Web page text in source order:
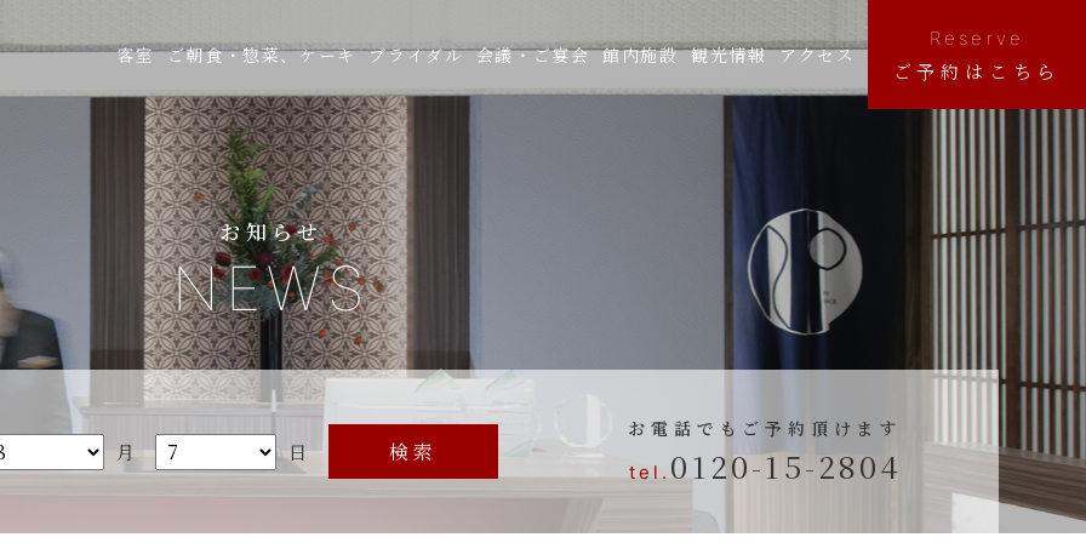
客室 ご朝食・惣菜、ケーキ ブライダル 会議・ご宴会 館内施設 観光情報 アクセス
Reserve
ご予約はこちら
お知らせ
NEWS
月 日
お電話でもご予約頂けます
tel. 0120-15-2804